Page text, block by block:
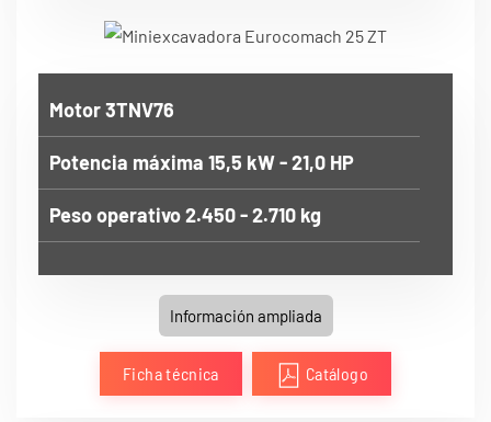
Motor 3TNV76
Potencia máxima 15,5 kW - 21,0 HP
Peso operativo 2.450 - 2.710 kg
Información ampliada
Ficha técnica Catálogo